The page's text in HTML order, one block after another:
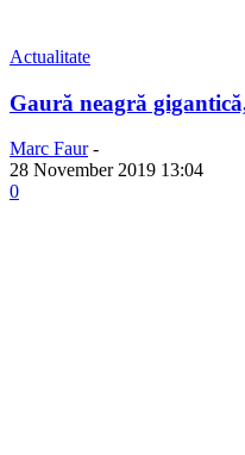
Actualitate
Gaură neagră
Marc Faur -
28 November 2019 13:04
0